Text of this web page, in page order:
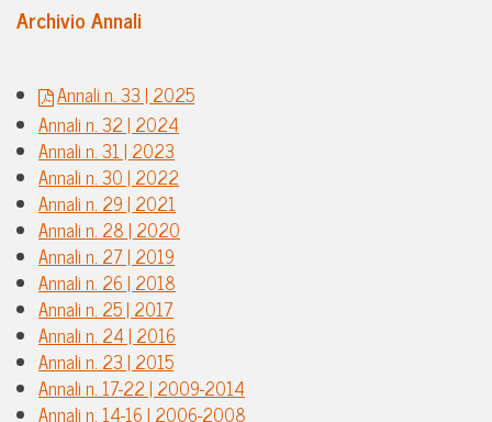
Archivio Annali
Annali n. 33 | 2025
Annali n. 32 | 2024
Annali n. 31 | 2023
Annali n. 30 | 2022
Annali n. 29 | 2021
Annali n. 28 | 2020
Annali n. 27 | 2019
Annali n. 26 | 2018
Annali n. 25 | 2017
Annali n. 24 | 2016
Annali n. 23 | 2015
Annali n. 17-22 | 2009-2014
Annali n. 14-16 | 2006-2008